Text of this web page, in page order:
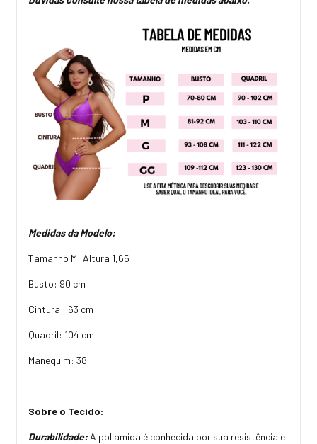
Medidas da Modelo:
Tamanho M: Altura 1,65
Busto: 90 cm
Cintura: 63 cm
Quadril: 104 cm
Manequim: 38
Sobre o Tecido:
Durabilidade:A poliamida é conhecida por sua resistência e